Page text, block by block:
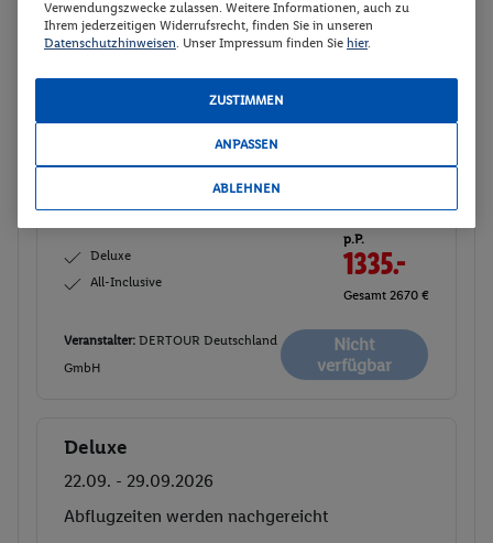
Veranstalter:DERTOUR Deutschland
GmbH
Buchen
12.09. - 19.09.2026
Deluxe
All-Inclusive
p.P.
1335.-
Gesamt 2670 €
Veranstalter: DERTOUR Deutschland
GmbH
Nicht
verfügbar
Buchen
Deluxe
22.09. - 29.09.2026
Abflugzeiten werden nachgereicht
Verwendungszwecke zulassen. Weitere Informationen, auch zu
Ihrem jederzeitigen Widerrufsrecht, finden Sie in unseren
Datenschutzhinweisen. Unser Impressum finden Sie hier.
ZUSTIMMEN
ANPASSEN
ABLEHNEN